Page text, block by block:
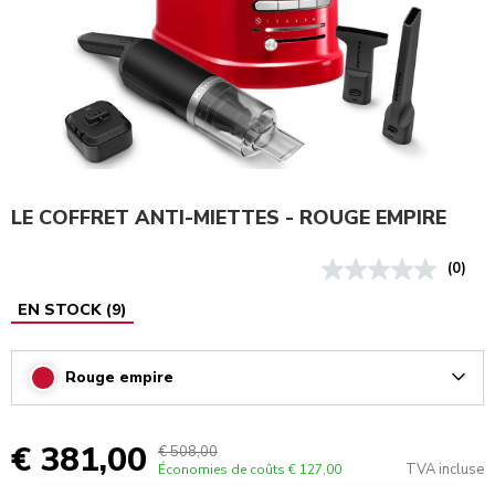
LE COFFRET ANTI-MIETTES - ROUGE EMPIRE
(0)
EN STOCK (9)
Rouge empire
€ 381,00 € 508,00
Économies de coûts € 127,00 TVA incluse